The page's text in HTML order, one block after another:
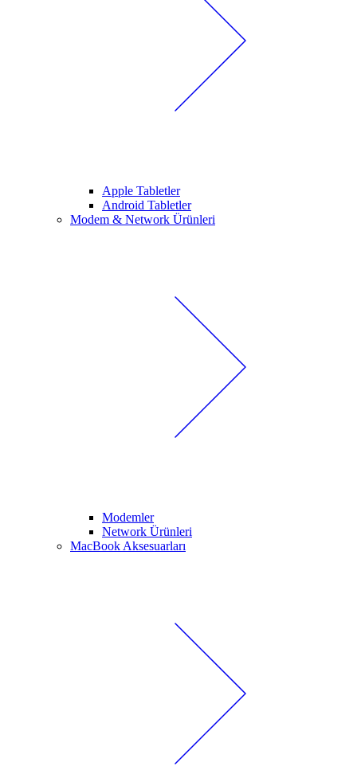
Apple Tabletler
Android Tabletler
Modem & Network Ürünleri
Modemler
Network Ürünleri
MacBook Aksesuarları